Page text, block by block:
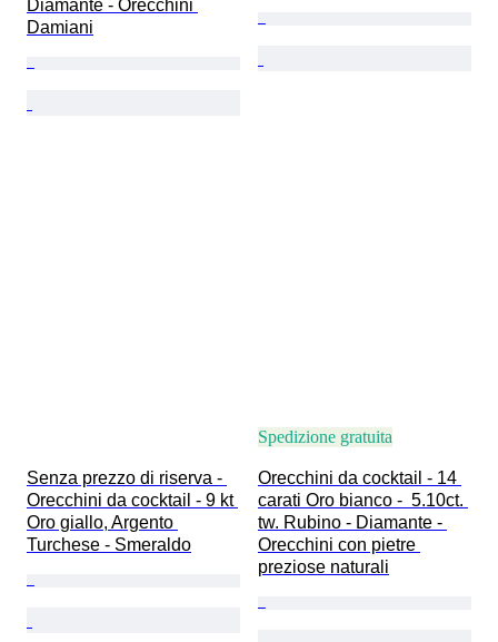
Diamante - Orecchini
Damiani
Senza prezzo di riserva -
Orecchini da cocktail - 9 kt
Oro giallo, Argento
Turchese - Smeraldo
Spedizione gratuita
Orecchini da cocktail - 14
carati Oro bianco -  5.10ct.
tw. Rubino - Diamante -
Orecchini con pietre
preziose naturali